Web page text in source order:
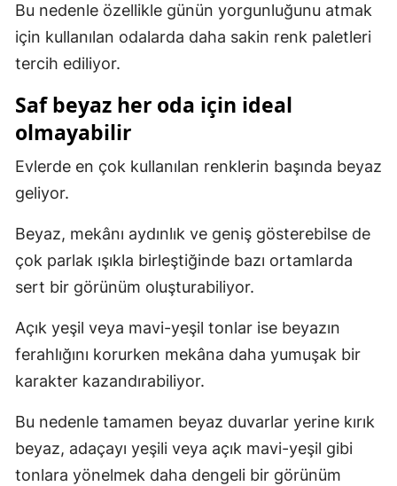
Bu nedenle özellikle günün yorgunluğunu atmak
için kullanılan odalarda daha sakin renk paletleri
tercih ediliyor.
Saf beyaz her oda için ideal
olmayabilir
Evlerde en çok kullanılan renklerin başında beyaz
geliyor.
Beyaz, mekânı aydınlık ve geniş gösterebilse de
çok parlak ışıkla birleştiğinde bazı ortamlarda
sert bir görünüm oluşturabiliyor.
Açık yeşil veya mavi-yeşil tonlar ise beyazın
ferahlığını korurken mekâna daha yumuşak bir
karakter kazandırabiliyor.
Bu nedenle tamamen beyaz duvarlar yerine kırık
beyaz, adaçayı yeşili veya açık mavi-yeşil gibi
tonlara yönelmek daha dengeli bir görünüm